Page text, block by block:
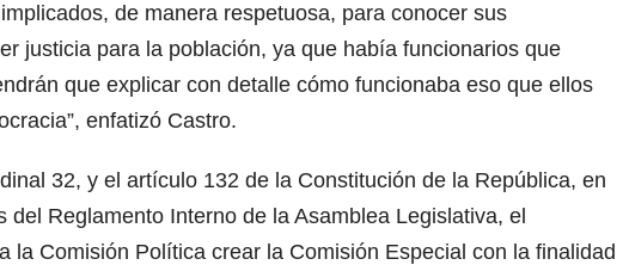
de manera respetuosa, para conocer sus
justicia para la población, ya que había funcionarios que
que explicar con detalle cómo funcionaba eso que ellos
enfatizó Castro.
32, y el artículo 132 de la Constitución de la República, en
Reglamento Interno de la Asamblea Legislativa, el
la Comisión Política crear la Comisión Especial con la finalidad